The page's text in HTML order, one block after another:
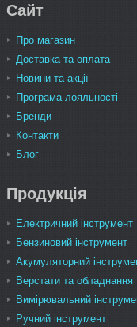
Сайт
Про магазин
Доставка та оплата
Новини та акції
Програма лояльності
Бренди
Контакти
Блог
Продукція
Електричний інструмент
Бензиновий інструмент
Акумуляторний
Верстати та обладнання
Вимірювальний
Ручний інструмент